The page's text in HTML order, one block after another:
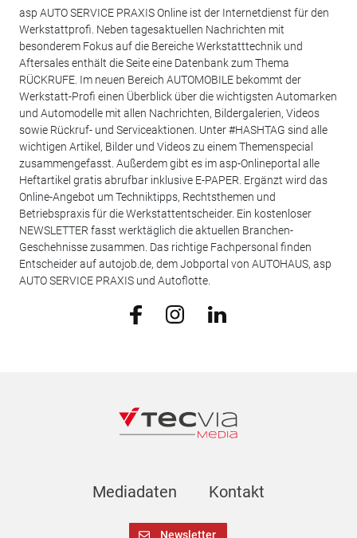
asp AUTO SERVICE PRAXIS Online ist der Internetdienst für den
Werkstattprofi. Neben tagesaktuellen Nachrichten mit
besonderem Fokus auf die Bereiche Werkstatttechnik und
Aftersales enthält die Seite eine Datenbank zum Thema
RÜCKRUFE. Im neuen Bereich AUTOMOBILE bekommt der
Werkstatt-Profi einen Überblick über die wichtigsten Automarken
und Automodelle mit allen Nachrichten, Bildergalerien, Videos
sowie Rückruf- und Serviceaktionen. Unter #HASHTAG sind alle
wichtigen Artikel, Bilder und Videos zu einem Themenspecial
zusammengefasst. Außerdem gibt es im asp-Onlineportal alle
Heftartikel gratis abrufbar inklusive E-PAPER. Ergänzt wird das
Online-Angebot um Techniktipps, Rechtsthemen und
Betriebspraxis für die Werkstattentscheider. Ein kostenloser
NEWSLETTER fasst werktäglich die aktuellen Branchen-
Geschehnisse zusammen. Das richtige Fachpersonal finden
Entscheider auf autojob.de, dem Jobportal von AUTOHAUS, asp
AUTO SERVICE PRAXIS und Autoflotte.
Mediadaten Kontakt
Newsletter